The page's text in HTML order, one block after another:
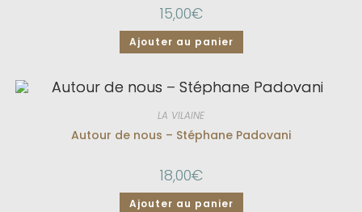
15,00€
Ajouter au panier
LA VILAINE
Autour de nous – Stéphane Padovani
18,00€
Ajouter au panier